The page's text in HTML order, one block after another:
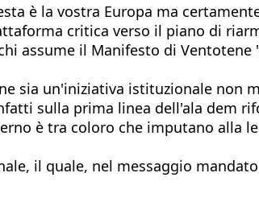
è la vostra Europa ma
critica verso il piano di
assume il Manifesto di
sia un'iniziativa istituzionale
sulla prima linea dell'ala dem
è tra coloro che imputano alla
il quale, nel messaggio